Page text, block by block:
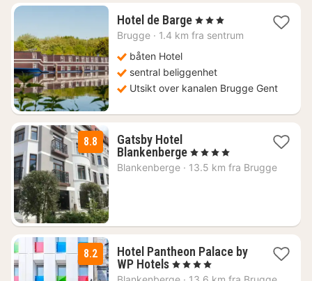
Hotel de Barge2
netter
kr.
, 3 Stjerner
Brugge · 1.4 km fra sentrum
båten Hotel
sentral beliggenhet
Utsikt over kanalen Brugge Gent
8.8
Gatsby Hotel
Blankenberge1
natt
, 4 Stjerner
Blankenberge · 13.5 km fra Brugge
8.2
Hotel Pantheon Palace by
WP Hotels2
netter
, 4 Stjerner